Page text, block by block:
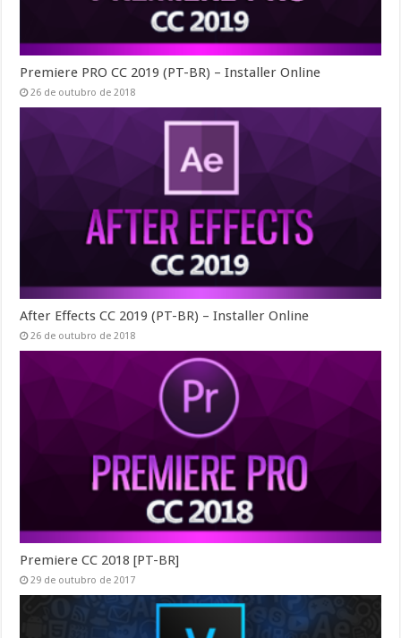
Premiere PRO CC 2019 (PT-BR) – Installer Online
26 de outubro de 2018
After Effects CC 2019 (PT-BR) – Installer Online
26 de outubro de 2018
Premiere CC 2018 [PT-BR]
29 de outubro de 2017